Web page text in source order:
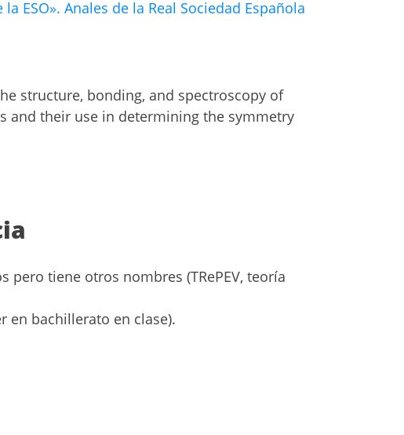
ESO». Anales de la Real Sociedad Española
structure, bonding, and spectroscopy of
and their use in determining the symmetry
pero tiene otros nombres (TRePEV, teoría
en bachillerato en clase).